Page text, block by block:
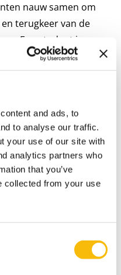
and ads, to
to analyse our traffic.
your use of our site with
analytics partners who
that you’ve
collected from your use
nauw samen om
terugkeer van de
Een student is
Rio de Janeiro. De
behandeld in
stelt een
zij hier
Parttime Master of
en vindt plaats
and
organiseren de
verzorgt het